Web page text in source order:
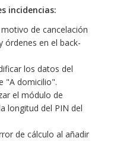
incidencias:
de cancelación
órdenes en el back-
los datos del
"A domicilio".
el módulo de
longitud del PIN del
de cálculo al añadir